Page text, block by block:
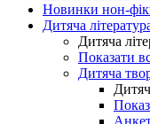
Новинки нон-
Дитяча
Дитяча
Показати
Дитяча